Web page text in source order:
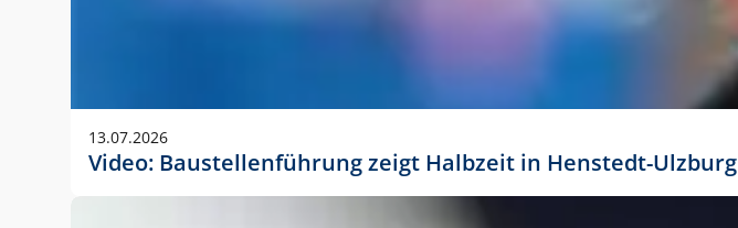
13.07.2026
Video: Baustellenführung zeigt Halbzeit in Henstedt-Ulzburg